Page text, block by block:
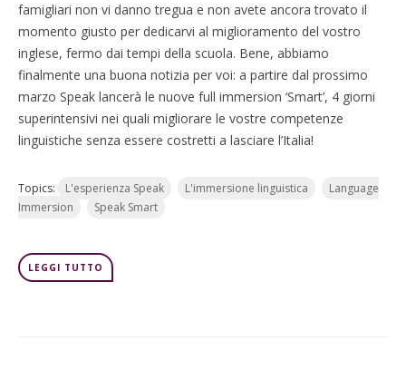
famigliari non vi danno tregua e non avete ancora trovato il
momento giusto per dedicarvi al miglioramento del vostro
inglese, fermo dai tempi della scuola. Bene, abbiamo
finalmente una buona notizia per voi: a partire dal prossimo
marzo Speak lancerà le nuove full immersion ‘Smart’, 4 giorni
superintensivi nei quali migliorare le vostre competenze
linguistiche senza essere costretti a lasciare l’Italia!
Topics: L'esperienza Speak L'immersione linguistica
Language
Immersion
Speak Smart
LEGGI TUTTO